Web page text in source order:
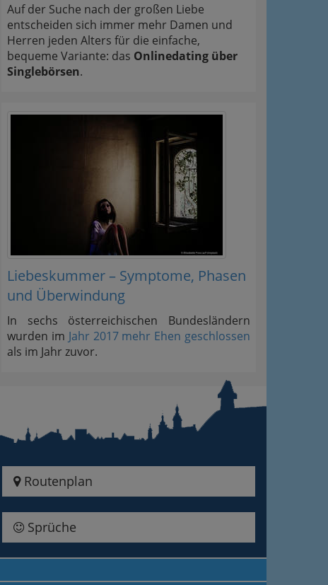
Auf der Suche nach der großen Liebe
entscheiden sich immer mehr Damen und
Herren jeden Alters für die einfache,
bequeme Variante: das Onlinedating über
Singlebörsen.
Liebeskummer – Symptome, Phasen
und Überwindung
In sechs österreichischen Bundesländern
wurden im Jahr 2017 mehr Ehen geschlossen
als im Jahr zuvor.
Routenplan
Sprüche